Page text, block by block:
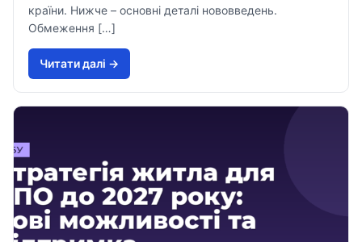
країни. Нижче – основні деталі нововведень.
Обмеження […]
Читати далi →